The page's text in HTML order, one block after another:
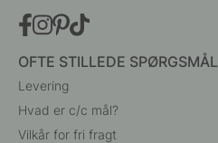
OFTE STILLEDE SPØRGSMÅL
Levering
Hvad er c/c mål?
Vilkår for fri fragt